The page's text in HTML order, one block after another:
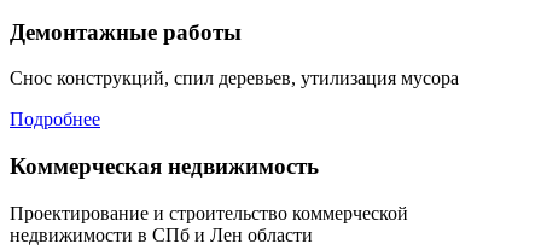
Демонтажные работы
Снос конструкций, спил деревьев, утилизация мусора
Подробнее
Коммерческая недвижимость
Проектирование и строительство коммерческой
недвижимости в СПб и Лен области